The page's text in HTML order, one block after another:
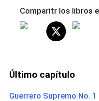
Comparitr los libros
Último capítulo
Guerrero Supremo No.